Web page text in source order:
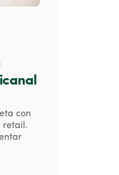
con
retail.